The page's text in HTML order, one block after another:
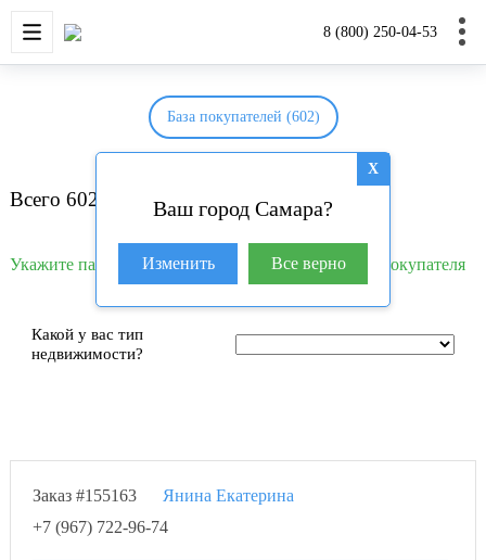
8 (800) 250-04-53
НОВОСТРОЙКИ ДОМА И
X
Ваш город Самара?
Изменить Все верно
База покупателей (602)
Всего 602 покупателя
Укажите параметры вашего объекта чтобы найти покупателя
Какой у вас тип
недвижимости?
Заказ #155163
Янина Екатерина
+7 (967) 722-96-74